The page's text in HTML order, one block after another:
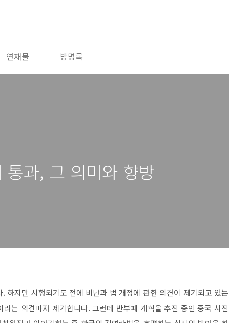
연재물 방명록
과, 그 의미와 향방
하지만 시행되기도 전에 비난과 법 개정에 관한 의견이 제기되고 있는
는 의견마저 제기합니다. 그런데 반부패 개혁을 추진 중인 중국 시진